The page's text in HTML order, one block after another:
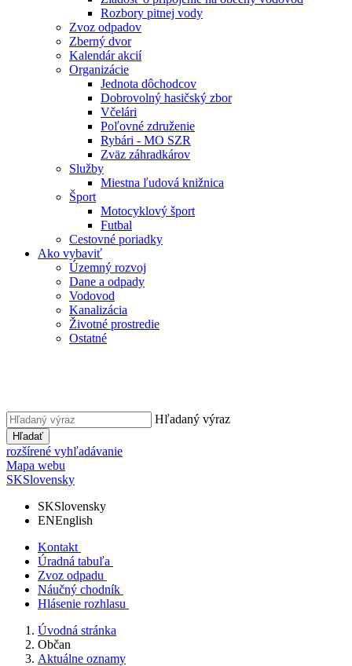
Rozbory pitnej vody
Zvoz odpadov
Zberný dvor
Kalendár akcií
Organizácie
Jednota dôchodcov
Dobrovolný hasičský zbor
Včelári
Poľovné združenie
Rybári - MO SZR
Zväz záhradkárov
Služby
Miestna ľudová knižnica
Šport
Motocyklový šport
Futbal
Cestovné poriadky
Ako vybaviť
Územný rozvoj
Dane a odpady
Vodovod
Kanalizácia
Životné prostredie
Ostatné
Hľadaný výraz
Hľadať
rozšírené vyhľadávanie
Mapa webu
SKSlovensky
SKSlovensky
ENEnglish
Kontakt
Úradná tabuľa
Zvoz odpadu
Náučný chodník
Hlásenie rozhlasu
Úvodná stránka
Občan
Aktuálne oznamy